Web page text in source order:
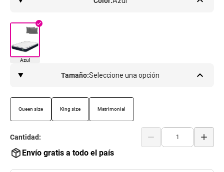
check
Azul
Tamaño:Seleccione una opción keyboard_arrow_up
Queen size King size Matrimonial
Cantidad: remove add
Envío gratis a todo el país